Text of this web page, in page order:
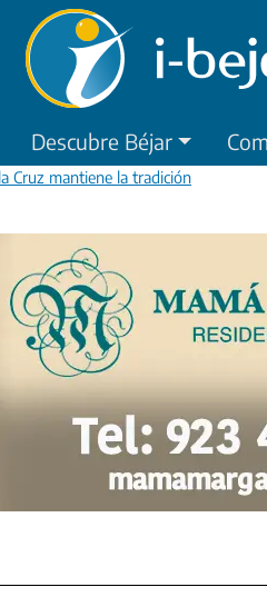
Descubre Béjar
Cruz mantiene la tradición